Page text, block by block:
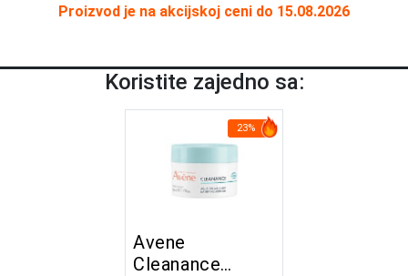
Proizvod je na akcijskoj ceni do 15.08.2026
Koristite zajedno sa:
23%
Avene
Cleanance